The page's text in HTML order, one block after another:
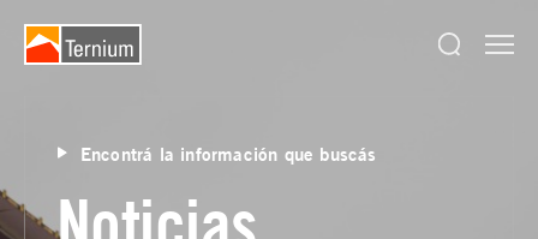
Encontrá la información que buscás